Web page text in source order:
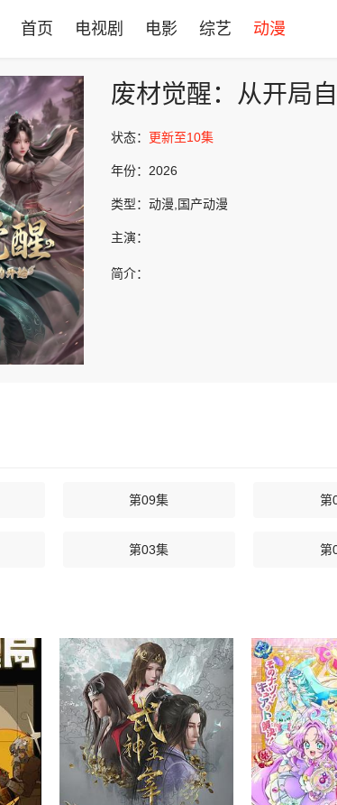
首页 电视剧 电影 综艺 动漫
废材觉醒：从开局
状态： 更新至10集
年份： 2026
类型： 动漫,国产动漫
主演：
简介：
第09集 第
第03集 第